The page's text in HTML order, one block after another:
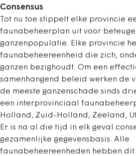
Consensus
Tot nu toe stippelt elke provincie
faunabeheerplan uit voor
ganzenpopulatie. Elke provincie
faunabeheereenheid die zich,
ganzen bezighoudt. Om een
samenhangend beleid werken de
de meeste ganzenschade sinds
een interprovinciaal
Holland, Zuid-Holland, Zeeland,
Er is na al die tijd in elk geval
gezamenlijke gegevensbasis. Alle
faunabeheereenheden hebben dit